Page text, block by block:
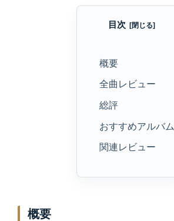
目次
概要
全曲レビュー
総評
おすすめアルバム
関連レビュー
概要